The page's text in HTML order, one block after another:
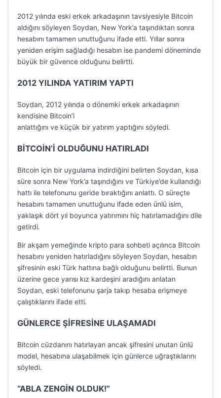
2012 yılında eski erkek arkadaşının tavsiyesiyle Bitcoin
aldığını söyleyen Soydan, New York’a taşındıktan sonra
hesabını tamamen unuttuğunu ifade etti. Yıllar sonra
yeniden erişim sağladığı hesabın ise pandemi döneminde
büyük bir güvence olduğunu belirtti.
2012 YILINDA YATIRIM YAPTI
Soydan, 2012 yılında o dönemki erkek arkadaşının
kendisine Bitcoin’i
anlattığını ve küçük bir yatırım yaptığını söyledi.
BİTCOİN’İ OLDUĞUNU HATIRLADI
Bitcoin için bir uygulama indirdiğini belirten Soydan, kısa
süre sonra New York’a taşındığını ve Türkiye’de kullandığı
hattı ile telefonunu geride bıraktığını anlattı. O süreçte
hesabını tamamen unuttuğunu ifade eden ünlü isim,
yaklaşık dört yıl boyunca yatırımını hiç hatırlamadığını dile
getirdi.
Bir akşam yemeğinde kripto para sohbeti açılınca Bitcoin
hesabını yeniden hatırladığını söyleyen Soydan, hesabın
şifresinin eski Türk hattına bağlı olduğunu belirtti. Bunun
üzerine gece yarısı kız kardeşini aradığını anlatan
Soydan, eski telefonunu şarja takıp hesaba erişmeye
çalıştıklarını ifade etti.
GÜNLERCE ŞİFRESİNE ULAŞAMADI
Bitcoin cüzdanını hatırlayan ancak şifresini unutan ünlü
model, hesabına ulaşabilmek için günlerce uğraştıklarını
söyledi.
“ABLA ZENGİN OLDUK!”